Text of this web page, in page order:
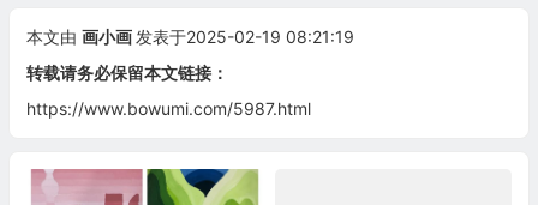
本文由 画小画 发表于2025-02-19 08:21:19
转载请务必保留本文链接：
https://www.bowumi.com/5987.html